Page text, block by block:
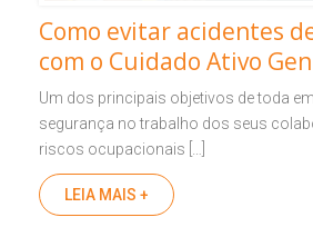
Como evitar acidentes
com o Cuidado Ativo
Um dos principais objetivos de toda
segurança no trabalho dos seus
riscos ocupacionais […]
LEIA MAIS +